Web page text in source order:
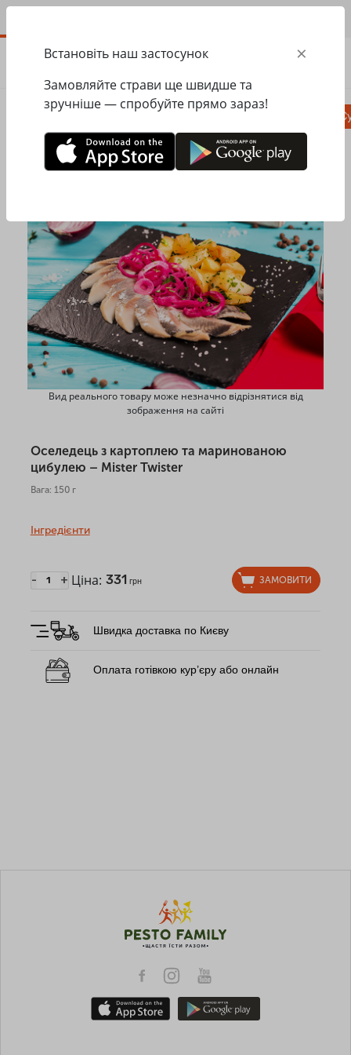
Mister Twister
Салати, закуски
Оселедець з картоплею та маринованою цибулею
Вид реального товару може незначно відрізнятися від
зображення на сайті
Оселедець з картоплею та маринованою
цибулею – Mister Twister
Вага: 150 г
Інгредієнти
- + Ціна: 331 грн ЗАМОВИТИ
Швидка доставка по Києву
Оплата готівкою кур’єру або онлайн
Встановіть наш застосунок ×
Замовляйте страви ще швидше та
зручніше — спробуйте прямо зараз!